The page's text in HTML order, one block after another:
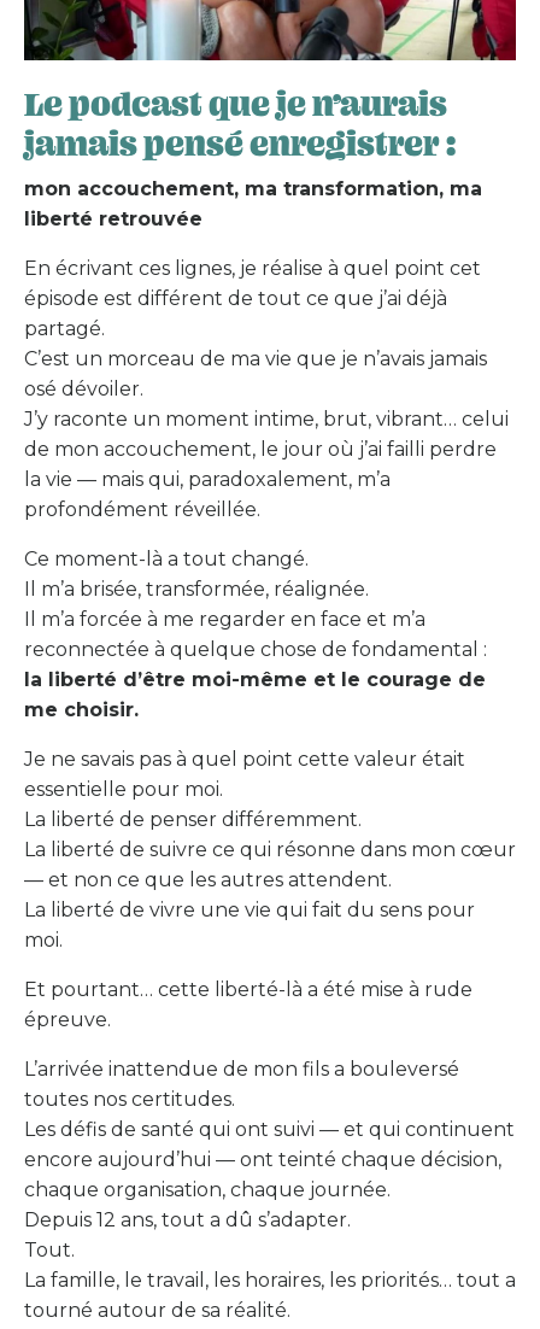
Le podcast que je n’aurais
jamais pensé enregistrer :
mon accouchement, ma transformation, ma
liberté retrouvée
En écrivant ces lignes, je réalise à quel point cet
épisode est différent de tout ce que j’ai déjà
partagé.
C’est un morceau de ma vie que je n’avais jamais
osé dévoiler.
J’y raconte un moment intime, brut, vibrant… celui
de mon accouchement, le jour où j’ai failli perdre
la vie — mais qui, paradoxalement, m’a
profondément réveillée.
Ce moment-là a tout changé.
Il m’a brisée, transformée, réalignée.
Il m’a forcée à me regarder en face et m’a
reconnectée à quelque chose de fondamental :
la liberté d’être moi-même et le courage de
me choisir.
Je ne savais pas à quel point cette valeur était
essentielle pour moi.
La liberté de penser différemment.
La liberté de suivre ce qui résonne dans mon cœur
— et non ce que les autres attendent.
La liberté de vivre une vie qui fait du sens pour
moi.
Et pourtant… cette liberté-là a été mise à rude
épreuve.
L’arrivée inattendue de mon fils a bouleversé
toutes nos certitudes.
Les défis de santé qui ont suivi — et qui continuent
encore aujourd’hui — ont teinté chaque décision,
chaque organisation, chaque journée.
Depuis 12 ans, tout a dû s’adapter.
Tout.
La famille, le travail, les horaires, les priorités… tout a
tourné autour de sa réalité.